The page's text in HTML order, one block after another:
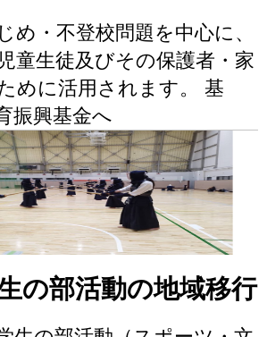
め・不登校問題を中心に、
童生徒及びその保護者・家
めに活用されます。 基
振興基金へ
の部活動の地域移行